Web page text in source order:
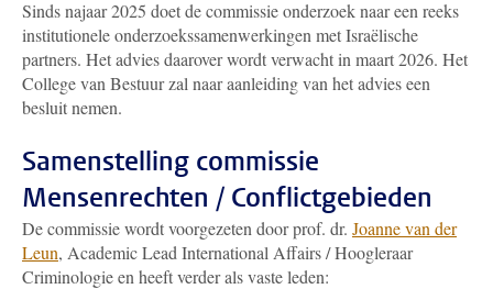
Sinds najaar 2025 doet de commissie onderzoek naar een reeks
institutionele onderzoekssamenwerkingen met Israëlische
partners. Het advies daarover wordt verwacht in maart 2026. Het
College van Bestuur zal naar aanleiding van het advies een
besluit nemen.
Samenstelling commissie
Mensenrechten / Conflictgebieden
De commissie wordt voorgezeten door prof. dr. Joanne van der
Leun, Academic Lead International Affairs / Hoogleraar
Criminologie en heeft verder als vaste leden: